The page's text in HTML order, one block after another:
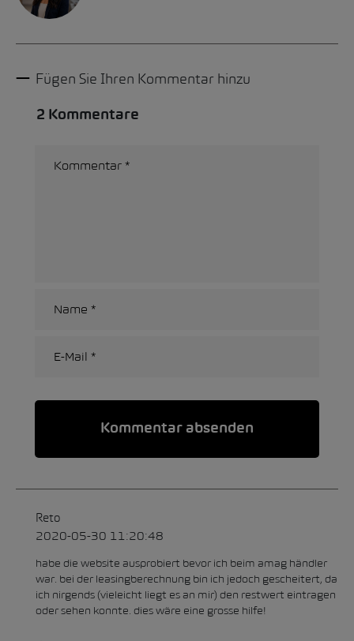
Fügen Sie Ihren Kommentar hinzu
2 Kommentare
Reto
2020-05-30 11:20:48
habe die website ausprobiert bevor ich beim amag händler
war. bei der leasingberechnung bin ich jedoch gescheitert, da
ich nirgends (vieleicht liegt es an mir) den restwert eintragen
oder sehen konnte. dies wäre eine grosse hilfe!